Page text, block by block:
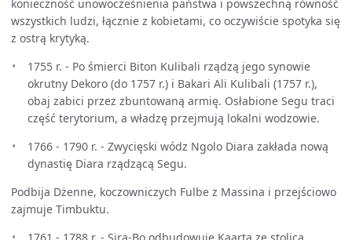
konieczność unowocześnienia państwa i powszechną równość
wszystkich ludzi, łącznie z kobietami, co oczywiście spotyka się
z ostrą krytyką.
1755 r. - Po śmierci Biton Kulibali rządzą jego synowie
okrutny Dekoro (do 1757 r.) i Bakari Ali Kulibali (1757 r.),
obaj zabici przez zbuntowaną armię. Osłabione Segu traci
część terytorium, a władzę przejmują lokalni wodzowie.
1766 - 1790 r. - Zwycięski wódz Ngolo Diara zakłada nową
dynastię Diara rządzącą Segu.
Podbija Dżenne, koczowniczych Fulbe z Massina i przejściowo
zajmuje Timbuktu.